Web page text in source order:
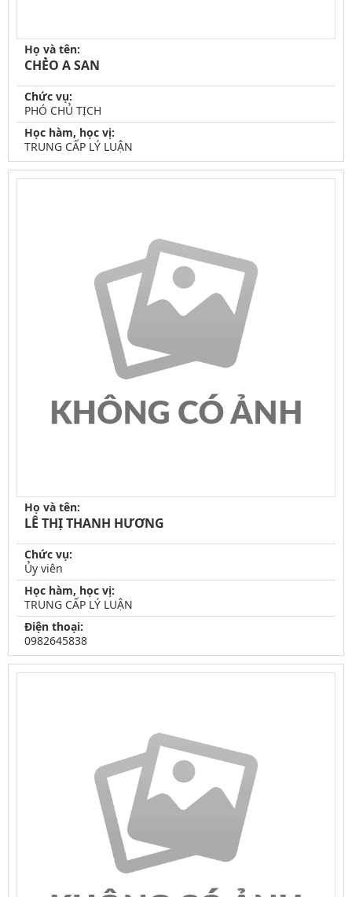
Họ và tên:
CHẺO A SAN
Chức vụ:
PHÓ CHỦ TỊCH
Học hàm, học vị:
TRUNG CẤP LÝ LUẬN
Họ và tên:
LÊ THỊ THANH HƯƠNG
Chức vụ:
Ủy viên
Học hàm, học vị:
TRUNG CẤP LÝ LUẬN
Điện thoại:
0982645838